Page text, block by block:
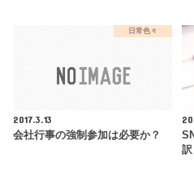
日常色々
2017.3.13
会社行事の強制参加は必要か？
訳